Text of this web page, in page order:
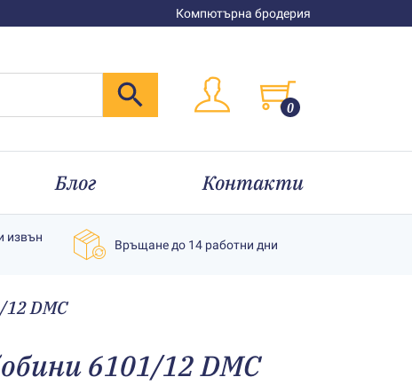
Компютърна бродерия
0
Блог Контакти
извън
Връщане до 14 работни дни
DMC
6101/12 DMC